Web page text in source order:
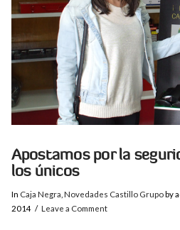
VIEW
Apostamos por la
los únicos
In Caja Negra Novedades Castillo Grupoby
2014
Leave a Comment